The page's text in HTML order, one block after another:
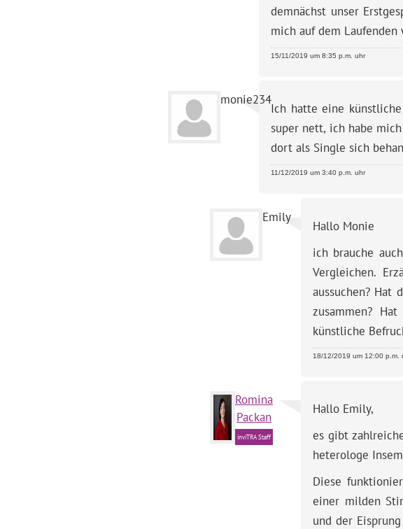
demnächst unser
mich auf dem
15/11/2019 um 8:35 p.m. uhr
monie234
Ich hatte eine
super nett, ich habe
dort als Single sich
11/12/2019 um 3:40 p.m. uhr
Emily
Hallo Monie
ich brauche
Vergleichen.
aussuchen? Hat
zusammen?
künstliche
18/12/2019 um 12:00 p.m.
Romina
Packan
inviTRA Staff
Hallo Emily,
es gibt
heterologe
Diese
einer milden
und der